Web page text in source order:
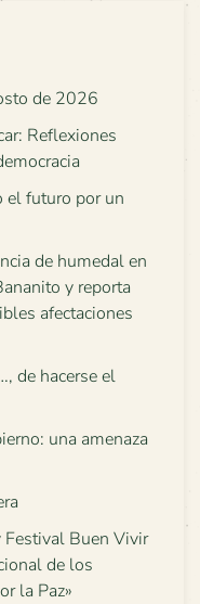
de 2026
Reflexiones
el futuro por un
de humedal en
y reporta
afectaciones
de hacerse el
una amenaza
Festival Buen Vivir
de los
la Paz»